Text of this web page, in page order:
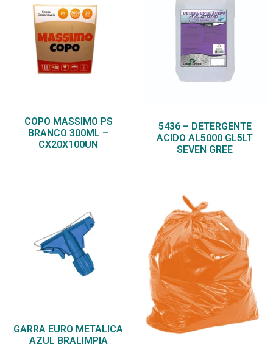
COPO MASSIMO PS
BRANCO 300ML –
CX20X100UN
5436 – DETERGENTE
ACIDO AL5000 GL5LT
SEVEN GREE
GARRA EURO METALICA
AZUL BRALIMPIA